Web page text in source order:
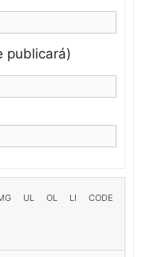
publicará)